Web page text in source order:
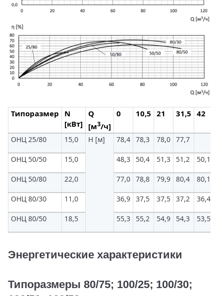
Типоразмер
N
[кВт]
Q
[м3/ч]
0 10,5 21 31,5 42
ОНЦ 25/80 15,0 H [м] 78,4 78,3 78,0 77,7
ОНЦ 50/50 15,0 48,3 50,4 51,3 51,2 50,1
ОНЦ 50/80 22,0 77,0 78,8 79,9 80,4 80,1
ОНЦ 80/30 11,0 36,9 37,5 37,5 37,2 36,4
ОНЦ 80/50 18,5 55,3 55,2 54,9 54,3 53,5
Энергетические характеристики
Типоразмеры 80/75; 100/25; 100/30;